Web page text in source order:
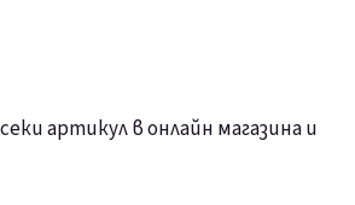
артикул в онлайн магазина и